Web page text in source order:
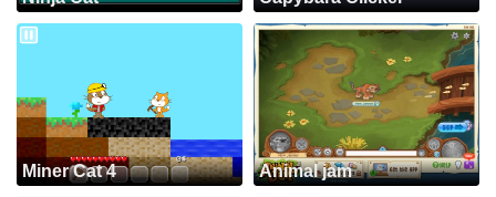
Miner Cat 4 Animal jam